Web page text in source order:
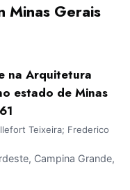
Minas Gerais
na Arquitetura
estado de Minas
Teixeira; Frederico
Campina Grande,